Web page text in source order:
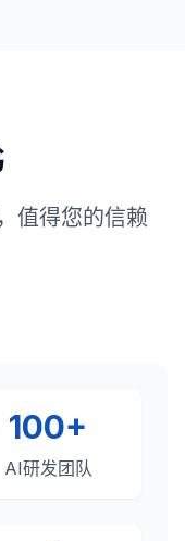
值得您的信赖
100+
AI研发团队